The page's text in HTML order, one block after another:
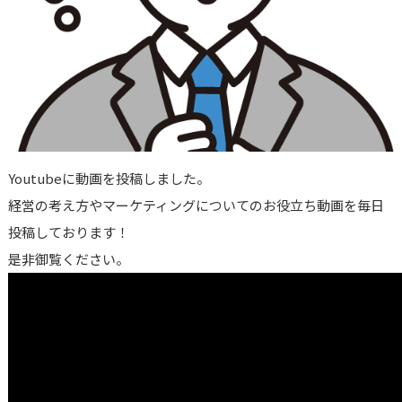
Youtubeに動画を投稿しました。
経営の考え方やマーケティングについてのお役立ち動画を毎日
投稿しております！
是非御覧ください。